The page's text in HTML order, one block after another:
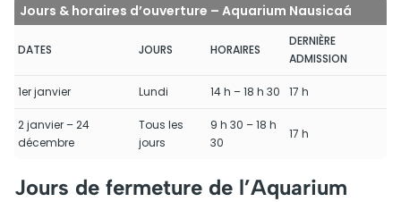
Jours & horaires d’ouverture – Aquarium Nausicaá
DATES JOURS HORAIRES
DERNIÈRE
ADMISSION
1er janvier Lundi 14 h – 18 h 30 17 h
2 janvier – 24
décembre
Tous les
jours
9 h 30 – 18 h
30
17 h
Jours de fermeture de l’Aquarium